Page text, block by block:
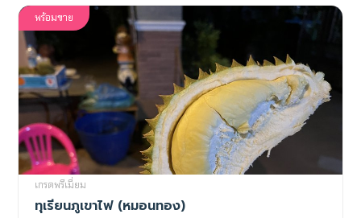
พร้อมขาย
เกรดพรีเมี่ยม
ทุเรียนภูเขาไฟ (หมอนทอง)